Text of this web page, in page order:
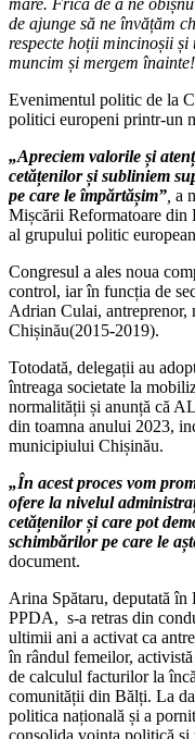
de ajunge să ne învățăm
respecte hoții mincinoșii și
muncim și mergem
Evenimentul politic de la
politici europeni printr-un
„Apreciem valorile și
cetățenilor și subliniem
pe care le împărtășim” a
Mișcării Reformatoare din
al grupului politic
Congresul a ales noua
control, iar în funcția de
Adrian Culai,
Chișinău(2015-2019).
Totodată, delegații au
întreaga societate la
normalității și anunță că
din toamna anului 2023,
municipiului Chișinău.
„În acest proces vom
ofere la nivelul
cetățenilor și care pot
schimbărilor pe care le
document.
Arina Spătaru, deputată în
PPDA, s-a retras din
ultimii ani a activat ca
în rândul femeilor,
de calculul facturilor la
comunității din Bălți. La
politica națională și a
consolida voința politică și